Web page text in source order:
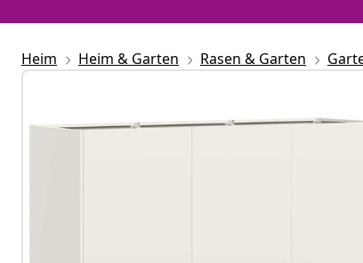
Heim Heim & Garten Rasen & Garten